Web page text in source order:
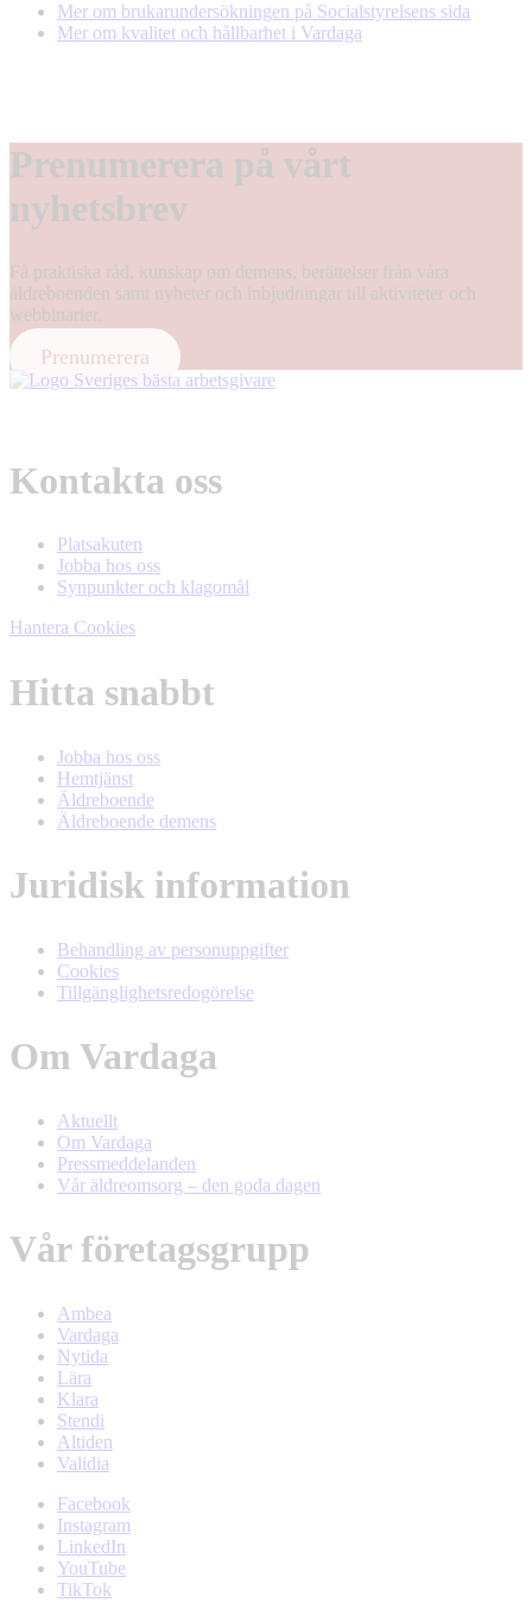
Mer om brukarundersökningen på Socialstyrelsens sida
Mer om kvalitet och hållbarhet i Vardaga
Prenumerera på vårt
nyhetsbrev
Få praktiska råd, kunskap om demens, berättelser från våra
äldreboenden samt nyheter och inbjudningar till aktiviteter och
webbinarier.
Prenumerera
Kontakta oss
Platsakuten
Jobba hos oss
Synpunkter och klagomål
Hantera Cookies
Hitta snabbt
Jobba hos oss
Hemtjänst
Äldreboende
Äldreboende demens
Juridisk information
Behandling av personuppgifter
Cookies
Tillgänglighetsredogörelse
Om Vardaga
Aktuellt
Om Vardaga
Pressmeddelanden
Vår äldreomsorg – den goda dagen
Vår företagsgrupp
Ambea
Vardaga
Nytida
Lära
Klara
Stendi
Altiden
Validia
Facebook
Instagram
LinkedIn
YouTube
TikTok